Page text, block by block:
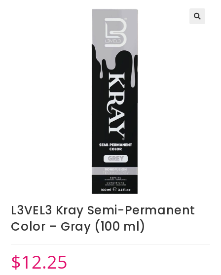
L3VEL3 Kray Semi-Permanent
Color – Gray (100 ml)
$12.25